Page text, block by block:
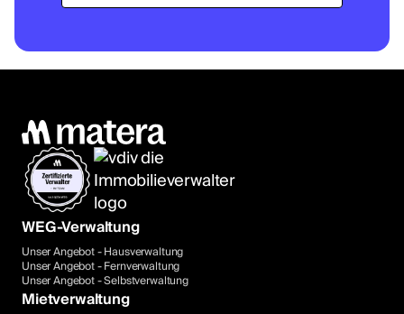
WEG-Verwaltung
Unser Angebot - Hausverwaltung
Unser Angebot - Fernverwaltung
Unser Angebot - Selbstverwaltung
Mietverwaltung